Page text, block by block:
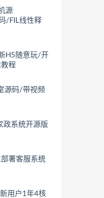
源
/FIL线性释
H5随意玩/开
程
源码/带视频
政系统开源版
署客服系统
用户1年4核